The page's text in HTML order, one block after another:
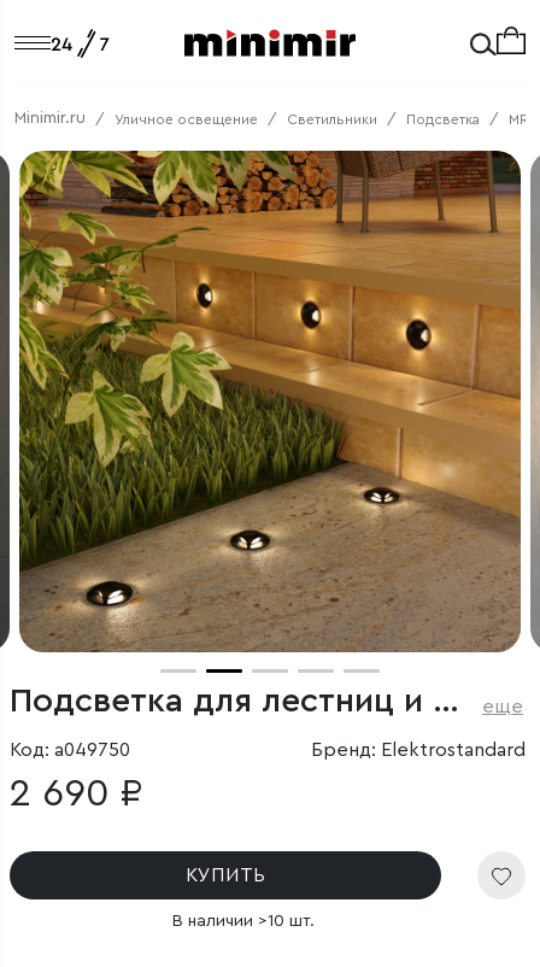
Minimir.ru Уличное освещение Светильники Подсветка
Подсветка для лестниц и дорожек еще
Код: a049750 Бренд: Elektrostandard
2 690 ₽
КУПИТЬ
В наличии >10 шт.